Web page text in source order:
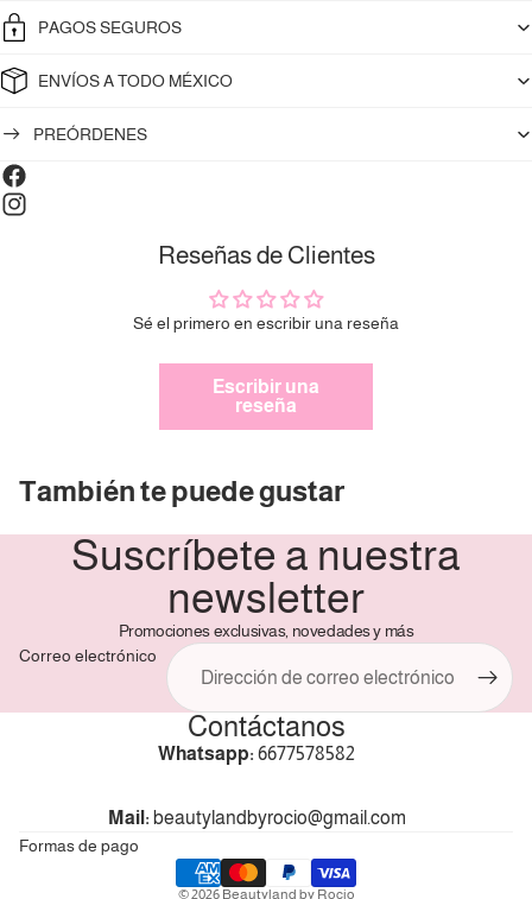
PAGOS SEGUROS
ENVÍOS A TODO MÉXICO
PREÓRDENES
Reseñas de Clientes
Sé el primero en escribir una reseña
Escribir una
reseña
También te puede gustar
Suscríbete a nuestra
newsletter
Promociones exclusivas, novedades y más
Correo electrónico
Contáctanos
Whatsapp: 6677578582
Mail: beautylandbyrocio@gmail.com
Formas de pago
© 2026 Beautyland by Rocio
Política de reembolso
Información de contacto
con Meses sin Tarjeta.
En tu cuenta de Mercado Pago,elige la
Paga mes a mescon saldo disponible,
débito u otros medios.